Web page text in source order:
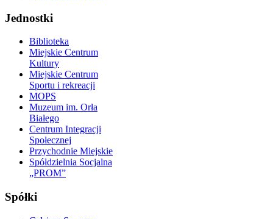
Jednostki
Biblioteka
Miejskie Centrum
Kultury
Miejskie Centrum
Sportu i rekreacji
MOPS
Muzeum im. Orła
Białego
Centrum Integracji
Społecznej
Przychodnie Miejskie
Spółdzielnia Socjalna
„PROM”
Spółki